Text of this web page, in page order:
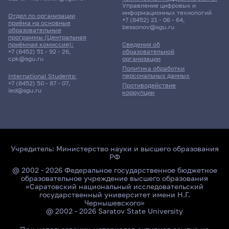
6 корпус, 309 комната
Отдел по организации
приёма на основные
образовательные
программы (Центральная
приёмная комиссия):
+7 (8452) 51 - 92 - 26,
cpk@sgu.ru
International Students:
+7 (8452) 50 - 87 - 07,
ied@sgu.ru
Сведения об
образовательной
организации
Политика обработки
персональных данных
Противодействие
коррупции
Управление цифровых и
информационных технологий
+7 (8452) 21 - 06 - 64,
bessonov@sgu.ru
Учредитель: Министерство науки и высшего образования
РФ
@ 2002 - 2026 Федеральное государственное бюджетное
образовательное учреждение высшего образования
«Саратовский национальный исследовательский
государственный университет имени Н.Г.
Чернышевского»
@ 2002 - 2026 Saratov State University